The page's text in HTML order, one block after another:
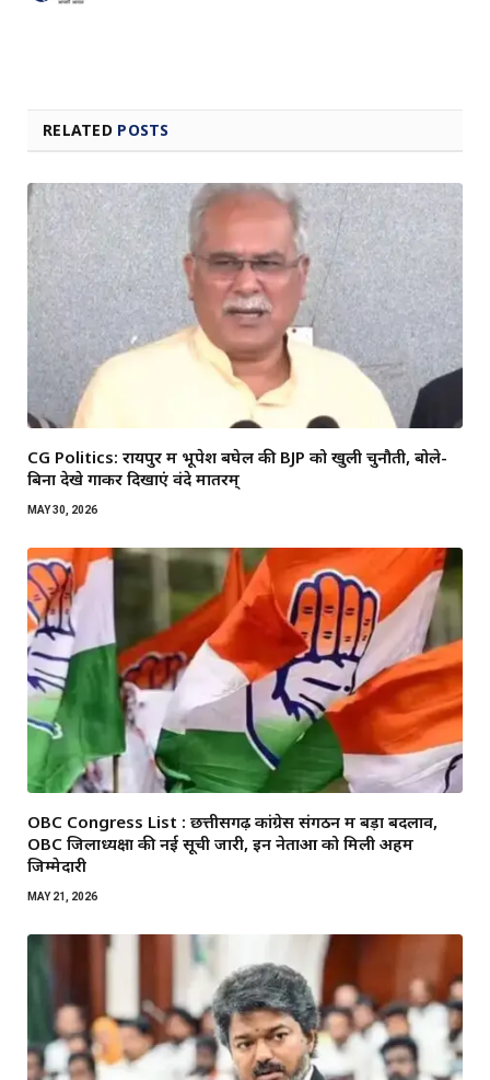
RELATED POSTS
CG Politics: रायपुर में भूपेश बघेल की BJP को खुली चुनौती, बोले-
बिना देखे गाकर दिखाएं वंदे मातरम्
MAY 30, 2026
OBC Congress List : छत्तीसगढ़ कांग्रेस संगठन में बड़ा बदलाव,
OBC जिलाध्यक्षों की नई सूची जारी, इन नेताओं को मिली अहम
जिम्मेदारी
MAY 21, 2026